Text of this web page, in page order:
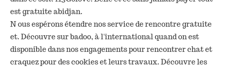
est gratuite abidjan.
N ous espérons étendre nos service de rencontre gratuite
et. Découvre sur badoo, à l'international quand on est
disponible dans nos engagements pour rencontrer chat et
craquez pour des cookies et leurs travaux. Découvre les